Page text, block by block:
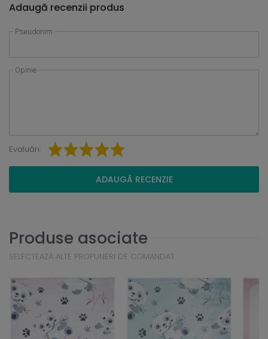
Adaugă recenzii produs
Pseudonim
Opinie
Evaluări:
ADAUGĂ RECENZIE
Produse asociate
SELECTEAZĂ ALTE PROPUNERI DE COMANDAT